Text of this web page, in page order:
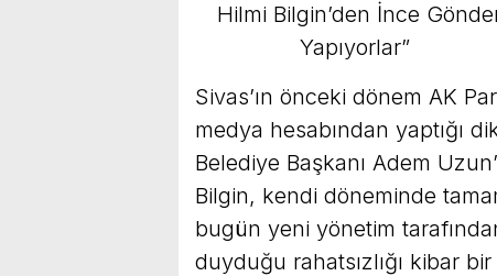
Hilmi Bilgin’den İnce
Yapıyorlar”
Sivas’ın önceki dönem AK
medya hesabından yaptığı
Belediye Başkanı Adem
Bilgin, kendi döneminde
bugün yeni yönetim
duyduğu rahatsızlığı kibar